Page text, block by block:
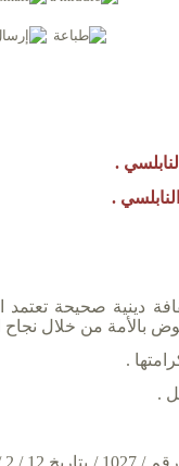
.
.
دينية صحيحة تعتمد
بالأمة من خلال نجاح
.
.